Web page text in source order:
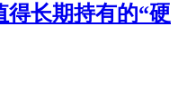
得长期持有的“硬